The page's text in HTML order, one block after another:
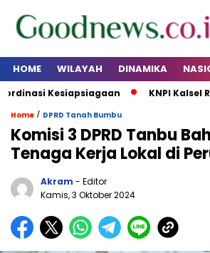
HOME WILAYAH DINAMIKA
Kesiapsiagaan KNPI Kalsel
Home / DPRD Tanah Bumbu
Komisi 3 DPRD Tanbu
Tenaga Kerja Lokal di
Akram - Editor
Kamis, 3 Oktober 2024